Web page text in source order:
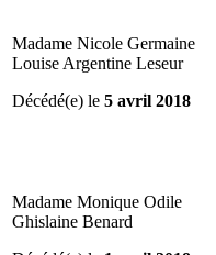
Madame Nicole Germaine
Louise Argentine Leseur
Décédé(e) le 5 avril 2018
Madame Monique Odile
Ghislaine Benard